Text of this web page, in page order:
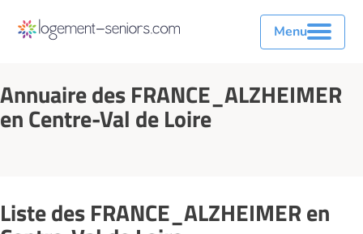
Menu
Annuaire des FRANCE_ALZHEIMER
en Centre-Val de Loire
Liste des FRANCE_ALZHEIMER en